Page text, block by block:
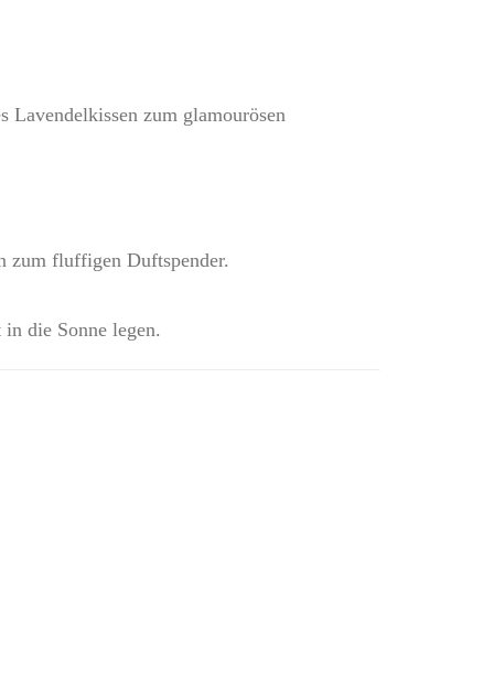
Lavendelkissen zum glamourösen
zum fluffigen Duftspender.
die Sonne legen.